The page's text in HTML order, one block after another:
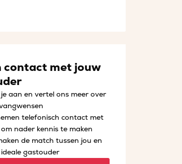
contact met jouw
je aan en vertel ons meer over
telefonisch contact met
nader kennis te maken
de match tussen jou en
gastouder